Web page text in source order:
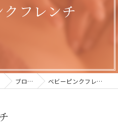
フレンチ
ブログ ベビーピンクフレンチ